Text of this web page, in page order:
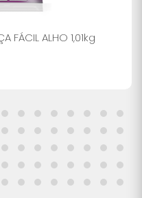
FÁCIL ALHO 1,01kg